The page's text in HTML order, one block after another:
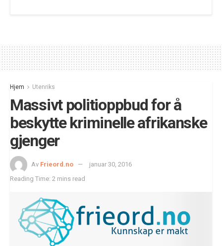
Hjem Utenriks
Massivt politioppbud for å
beskytte kriminelle afrikanske
gjenger
Av Frieord.no
januar 30, 2016
Reading Time: 2 mins read